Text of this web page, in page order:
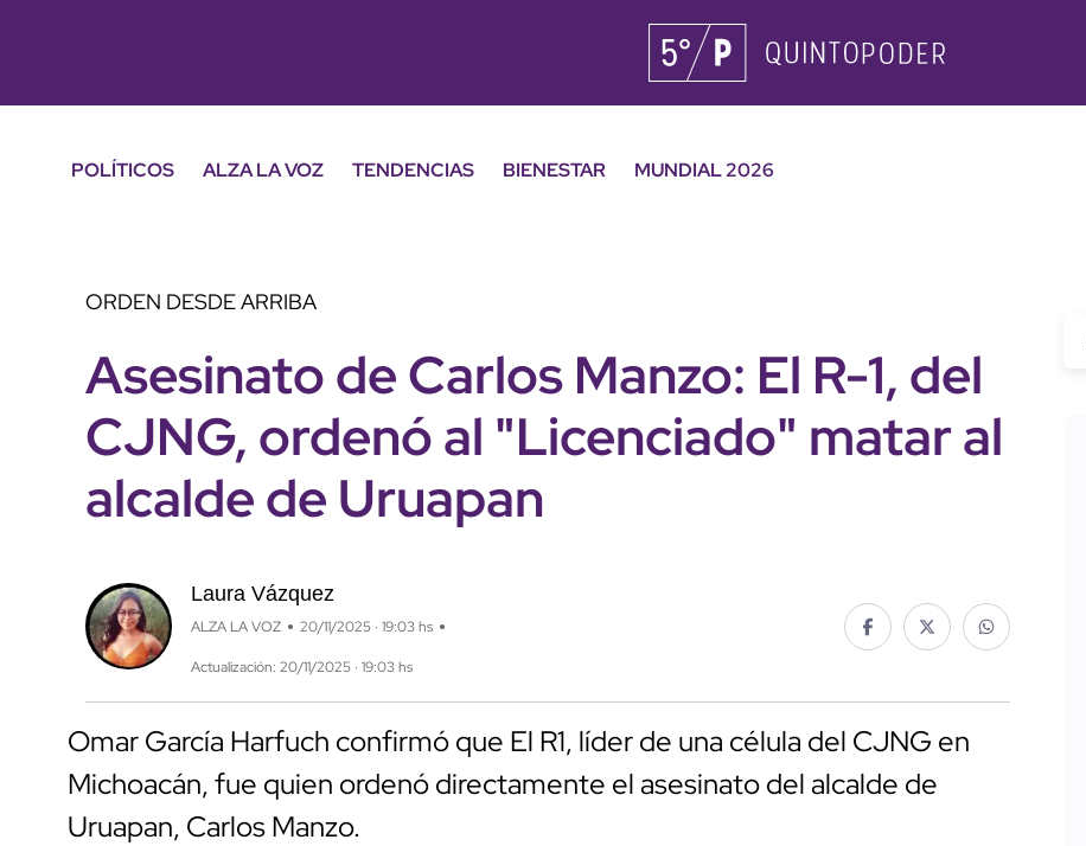
POLÍTICOS ALZA LA VOZ TENDENCIAS BIENESTAR
MUNDIAL 2026
ORDEN DESDE ARRIBA
Asesinato de Carlos Manzo: El R-1, del
CJNG, ordenó al "Licenciado" matar al
alcalde de Uruapan
Laura Vázquez
ALZA LA VOZ 20/11/2025 · 19:03 hs
Actualización: 20/11/2025 · 19:03 hs
Omar García Harfuch confirmó que El R1, líder de una célula del CJNG en
Michoacán, fue quien ordenó directamente el asesinato del alcalde de
Uruapan, Carlos Manzo.